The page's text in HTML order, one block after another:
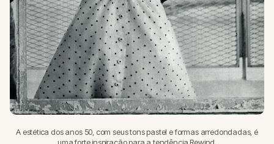
A estética dos anos 50, com seus tons pastel e formas arredondadas, é
uma forte inspiração para a tendência Rewind.